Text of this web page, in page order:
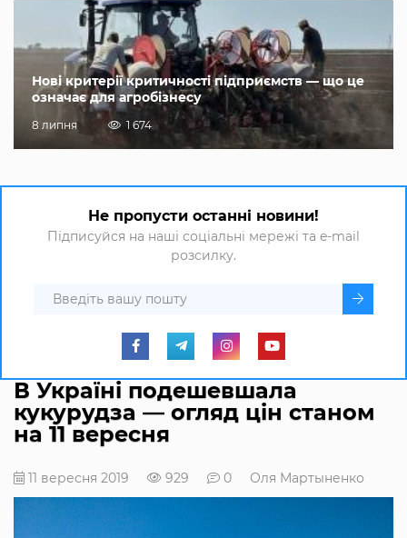
Нові критерії критичності підприємств — що це
означає для агробізнесу
8 липня 1 674
Не пропусти останні новини!
Підписуйся на наші соціальні мережі та e-mail
розсилку.
В Україні подешевшала
кукурудза — огляд цін станом
на 11 вересня
11 вересня 2019 929 0 Оля Мартыненко